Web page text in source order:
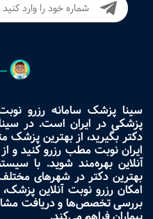
سینا پزشک سامانه رزرو
پزشکی در ایران است. در
دکتر بگیرید، از بهترین
ایران نوبت مطب رزرو کنید و
آنلاین بهره‌مند شوید. با
بهترین دکتر در شهرهای
امکان رزرو نوبت آنلاین
بررسی تخصص‌ها و دریافت